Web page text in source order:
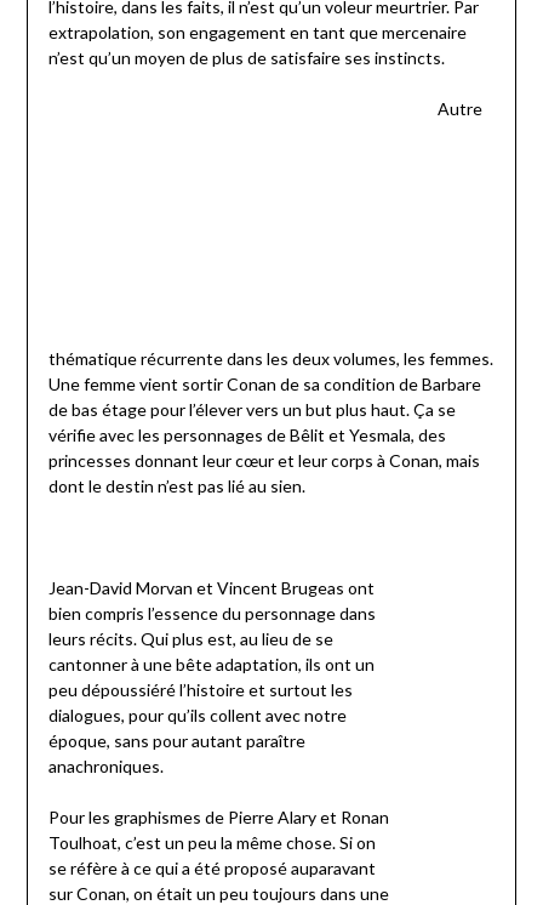
l’histoire, dans les faits, il n’est qu’un voleur meurtrier. Par
extrapolation, son engagement en tant que mercenaire
n’est qu’un moyen de plus de satisfaire ses instincts.
Autre
thématique récurrente dans les deux volumes, les femmes.
Une femme vient sortir Conan de sa condition de Barbare
de bas étage pour l’élever vers un but plus haut. Ça se
vérifie avec les personnages de Bêlit et Yesmala, des
princesses donnant leur cœur et leur corps à Conan, mais
dont le destin n’est pas lié au sien.
Jean-David Morvan et Vincent Brugeas ont
bien compris l’essence du personnage dans
leurs récits. Qui plus est, au lieu de se
cantonner à une bête adaptation, ils ont un
peu dépoussiéré l’histoire et surtout les
dialogues, pour qu’ils collent avec notre
époque, sans pour autant paraître
anachroniques.
Pour les graphismes de Pierre Alary et Ronan
Toulhoat, c’est un peu la même chose. Si on
se réfère à ce qui a été proposé auparavant
sur Conan, on était un peu toujours dans une